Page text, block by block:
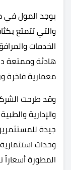
يوجد المول في
والتي تتمتع
الخدمات
هادئة وممتعة
معمارية فاخرة
وقد طرحت
والإدارية
جيدة
وحدات
المطورة أسعاراً